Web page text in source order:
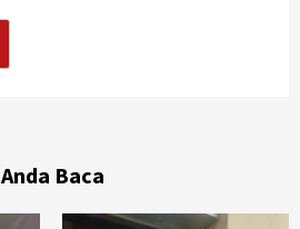
Baca